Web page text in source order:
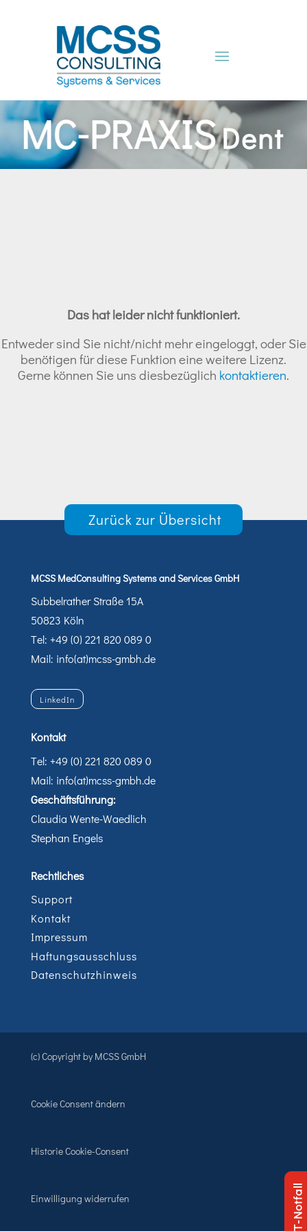
Das hat leider nicht funktioniert.
Entweder sind Sie nicht/nicht mehr eingeloggt, oder Sie
benötigen für diese Funktion eine weitere Lizenz.
Gerne können Sie uns diesbezüglich kontaktieren.
Zurück zur Übersicht
MCSS MedConsulting Systems and Services GmbH
Subbelrather Straße 15A
50823 Köln
Tel: +49 (0) 221 820 089 0
Mail: info(at)mcss-gmbh.de
LinkedIn
Kontakt
Tel: +49 (0) 221 820 089 0
Mail: info(at)mcss-gmbh.de
Geschäftsführung:
Claudia Wente-Waedlich
Stephan Engels
Rechtliches
Support
Kontakt
Impressum
Haftungsausschluss
Datenschutzhinweis
IT-Notfall
(c) Copyright by MCSS GmbH
Cookie Consent ändern
Historie Cookie-Consent
Einwilligung widerrufen